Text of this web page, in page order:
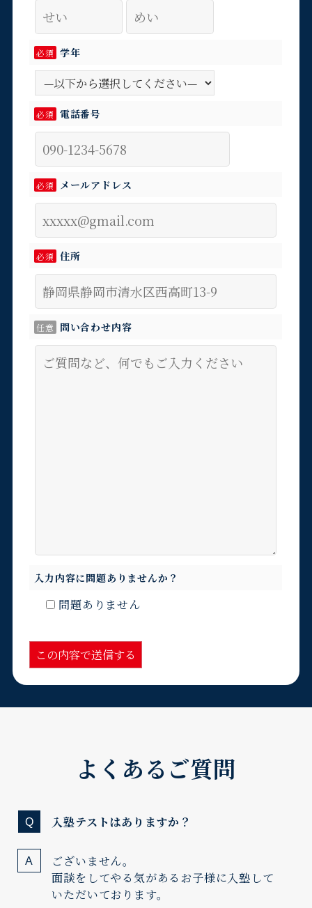
必須 学年
必須 電話番号
必須 メールアドレス
必須 住所
任意 問い合わせ内容
入力内容に問題ありませんか？
問題ありません
よくあるご質問
入塾テストはありますか？
ございません。
面談をしてやる気があるお子様に入塾して
いただいております。